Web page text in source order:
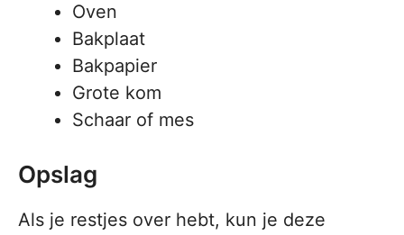
Oven
Bakplaat
Bakpapier
Grote kom
Schaar of mes
Opslag
Als je restjes over hebt, kun je deze